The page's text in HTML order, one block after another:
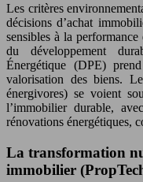
Les critères
décisions d’achat
sensibles à la
du développement
Énergétique (DPE)
valorisation des biens.
énergivores) se voient
l’immobilier durable,
rénovations énergétiques,
La transformation
immobilier